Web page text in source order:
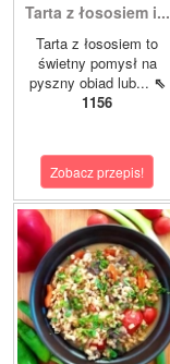
Tarta z łososiem i...
Tarta z łososiem to
świetny pomysł na
pyszny obiad lub... ⇖
1156
Zobacz przepis!